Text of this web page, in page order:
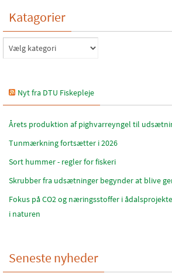
Katagorier
Katagorier
Nyt fra DTU Fiskepleje
Årets produktion af pighvarreyngel til
Tunmærkning fortsætter i 2026
Sort hummer - regler for fiskeri
Skrubber fra udsætninger begynder at blive
Fokus på CO2 og næringsstoffer i
i naturen
Seneste nyheder